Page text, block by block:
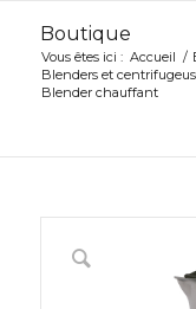
Boutique
Vous êtes ici : Accueil /
Blenders et
Blender chauffant